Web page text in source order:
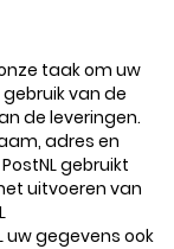
taak om uw
van de
de leveringen.
adres en
gebruikt
uitvoeren van
uw gegevens ook